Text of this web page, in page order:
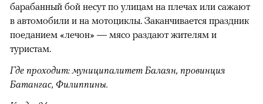
барабанный бой несут по улицам на плечах или сажают
в автомобили и на мотоциклы. Заканчивается праздник
поеданием «лечон» — мясо раздают жителям и
туристам.
Где проходит: муниципалитет Балаян, провинция
Батангас, Филиппины.